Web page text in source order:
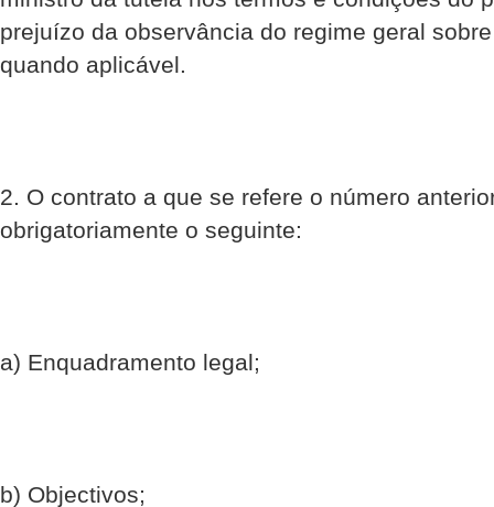
prejuízo da observância do regime geral
quando aplicável.
2. O contrato a que se refere o número
obrigatoriamente o seguinte:
a) Enquadramento legal;
b) Objectivos;